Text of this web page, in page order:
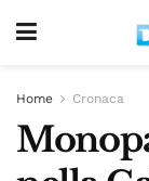
Home Cronaca